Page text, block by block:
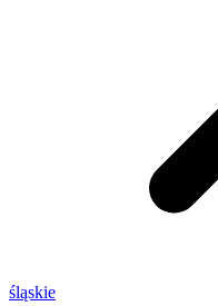
śląskie